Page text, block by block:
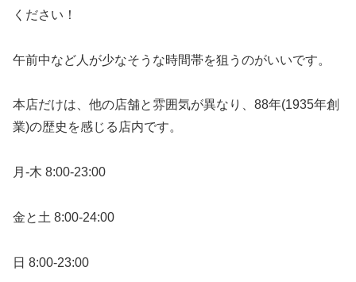
ください！
午前中など人が少なそうな時間帯を狙うのがいいです。
本店だけは、他の店舗と雰囲気が異なり、88年(1935年創
業)の歴史を感じる店内です。
月-木 8:00-23:00
金と土 8:00-24:00
日 8:00-23:00